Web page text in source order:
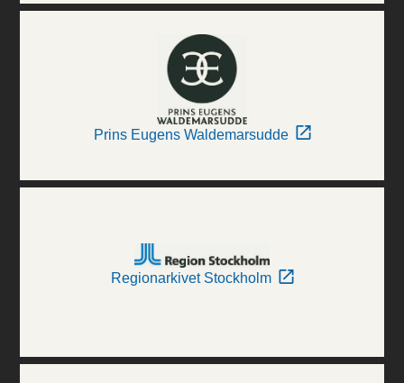
Prins Eugens Waldemarsudde
Regionarkivet Stockholm